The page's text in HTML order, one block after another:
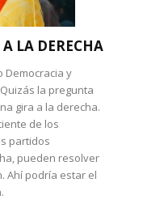
LA DERECHA
Democracia y
la pregunta
gira a la derecha.
de los
partidos
pueden resolver
Ahí podría estar el